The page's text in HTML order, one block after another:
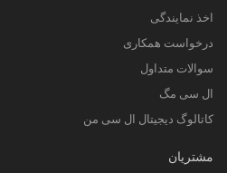
اخذ نمایندگی
درخواست همکاری
سوالات متداول
ال سی مگ
کاتالوگ دیجیتال ال سی من
مشتریان